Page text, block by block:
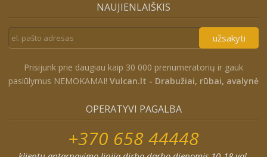
NAUJIENLAIŠKIS
užsakyti
Prisijunk prie daugiau kaip 30 000 prenumeratorių ir gauk
pasiūlymus NEMOKAMAI! Vulcan.lt - Drabužiai, rūbai, avalynė
OPERATYVI PAGALBA
+370 658 44448